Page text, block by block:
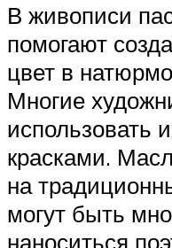
В живописи
помогают
цвет в
Многие
использовать
красками.
на
могут быть
наноситься